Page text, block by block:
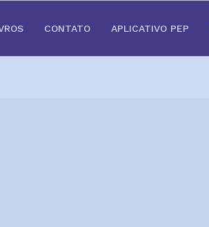
CONTATO APLICATIVO PEP